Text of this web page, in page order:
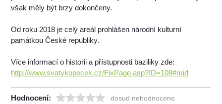
však měly být brzy dokončeny.
Od roku 2018 je celý areál prohlášen národní kulturní
památkou České republiky.
Více informací o historii a přístupnosti baziliky zde:
http://www.svatykopecek.cz/FixPage.asp?ID=108#mid
Hodnocení: dosud nehodnoceno